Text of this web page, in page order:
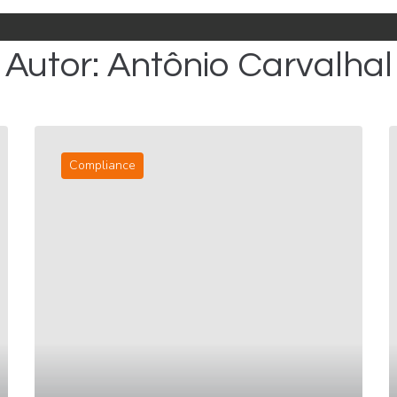
Autor: Antônio Carvalhal
Compliance